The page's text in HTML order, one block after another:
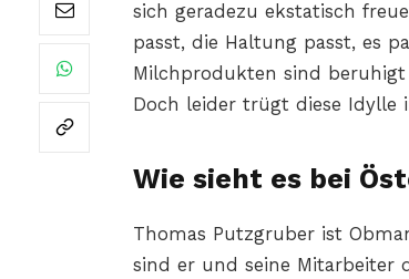
sich geradezu ekstatisch
passt, die Haltung passt, es
Milchprodukten sind beruhigt
Doch leider trügt diese Idylle
Wie sieht es bei
Thomas Putzgruber ist
sind er und seine Mitarbeiter